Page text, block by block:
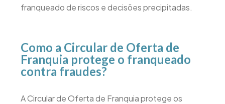
franqueado de riscos e decisões precipitadas.
Como a Circular de Oferta de
Franquia protege o franqueado
contra fraudes?
A Circular de Oferta de Franquia protege os